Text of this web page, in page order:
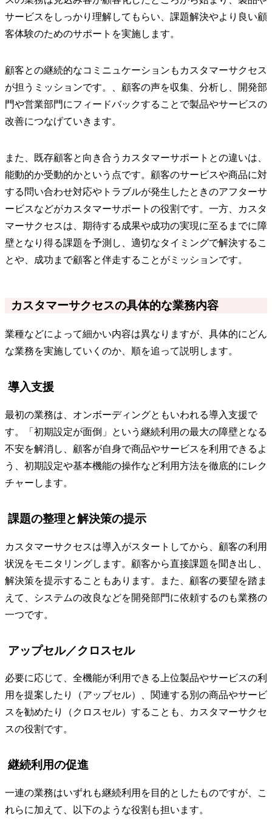
サービスをしっかり理解してもらい、課題解決やより良い顧
客体験のためのサポートを実施します。
顧客との継続的なコミニュケーションもカスタマーサクセス
が担うミッションです。、顧客の声を収集、分析し、開発部
門や営業部門にフィードバックすることで製品やサービスの
改善につなげていきます。
また、既存顧客と向き合うカスタマーサポートとの違いは、
能動的か受動的かという点です。顧客のサービスや商品に対
する問い合わせ対応やトラブルが発生したときのアフターサ
ービスなどがカスタマーサポートの役割です。一方、カスタ
マーサクセスは、期待する成果や成功の実現に至るまでに障
壁となり得る課題を予測し、適切なタイミングで解決するこ
とや、成功まで顧客と伴走することがミッションです。
カスタマーサクセスの具体的な業務内容
業種などによって細かい内容は異なりますが、具体的にどん
な業務を実施していくのか、順を追って説明します。
導入支援
最初の業務は、オンボーディングともいわれる導入支援で
す。「初期設定が面倒」という継続利用の最大の障壁となる
不安を解消し、顧客が自身で商品やサービスを利用できるよ
う、初期設定や基本機能の操作など利用方法を徹底的にレク
チャーします。
課題の整理と解決策の提示
カスタマーサクセスは導入がスタートしてから、顧客の利用
状況をモニタリングします。顧客から直接課題を聞き出し、
解決策を提示することもあります。また、顧客の要望を踏ま
えて、システムの改良などを開発部門に依頼するのも業務の
一つです。
アップセル／クロスセル
必要に応じて、全機能が利用できる上位製品やサービスの利
用を提案したり（アップセル）、関連する別の商品やサービ
スを勧めたり（クロスセル）することも、カスタマーサクセ
スの役割です。
継続利用の促進
一連の業務はいずれも継続利用を目的としたものですが、こ
れらに加えて、以下のような役割も担います。